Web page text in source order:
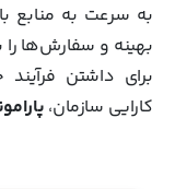
به سرعت به منابع
بهینه و سفارش‌ها
برای داشتن
کارایی سازمان،